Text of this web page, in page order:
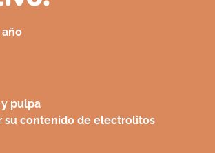
pulpa
su contenido de electrolitos